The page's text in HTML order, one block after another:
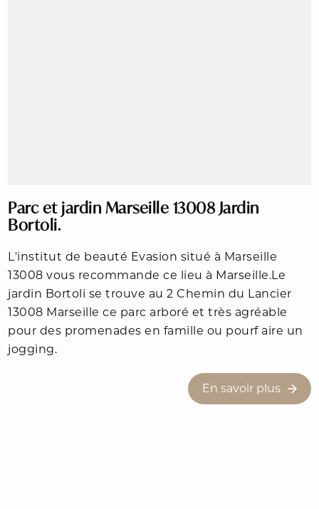
Parc et jardin Marseille 13008 Jardin
Bortoli.
L'institut de beauté Evasion situé à Marseille
13008 vous recommande ce lieu à Marseille.Le
jardin Bortoli se trouve au 2 Chemin du Lancier
13008 Marseille ce parc arboré et très agréable
pour des promenades en famille ou pourf aire un
jogging.
En savoir plus